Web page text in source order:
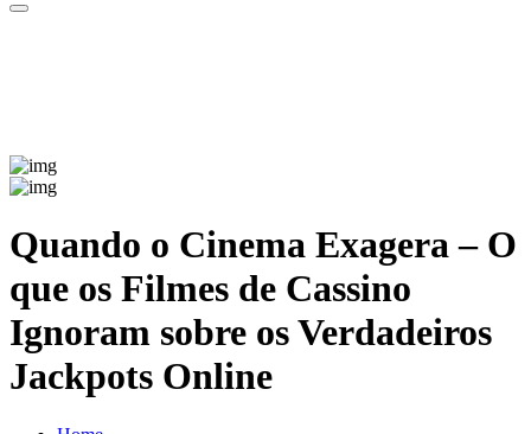
Quando o Cinema Exagera – O
que os Filmes de Cassino
Ignoram sobre os Verdadeiros
Jackpots Online